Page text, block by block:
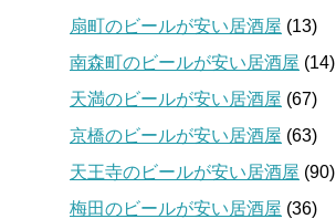
扇町のビールが安い居酒屋 (13)
南森町のビールが安い居酒屋 (14)
天満のビールが安い居酒屋 (67)
京橋のビールが安い居酒屋 (63)
天王寺のビールが安い居酒屋 (90)
梅田のビールが安い居酒屋 (36)